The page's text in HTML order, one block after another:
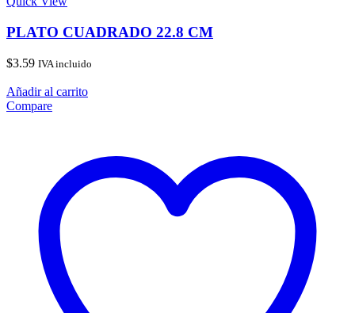
PLATO CUADRADO 22.8 CM
$3.59 IVA incluido
Añadir al carrito
Compare